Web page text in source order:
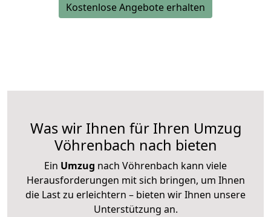
Kostenlose Angebote erhalten
Was wir Ihnen für Ihren Umzug
Vöhrenbach nach bieten
Ein Umzug nach Vöhrenbach kann viele
Herausforderungen mit sich bringen, um Ihnen
die Last zu erleichtern – bieten wir Ihnen unsere
Unterstützung an.